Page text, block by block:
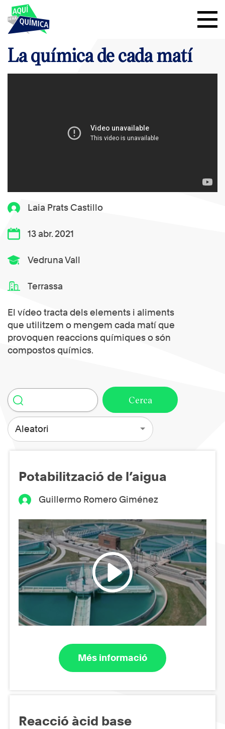
Laia Prats Castillo
13 abr. 2021
Vedruna Vall
Terrassa
El vídeo tracta dels elements i aliments
que utilitzem o mengem cada matí que
provoquen reaccions químiques o són
compostos químics.
La química de cada matí
Aleatori
Potabilització de l’aigua
Guillermo Romero Giménez
Més informació
Reacció àcid base